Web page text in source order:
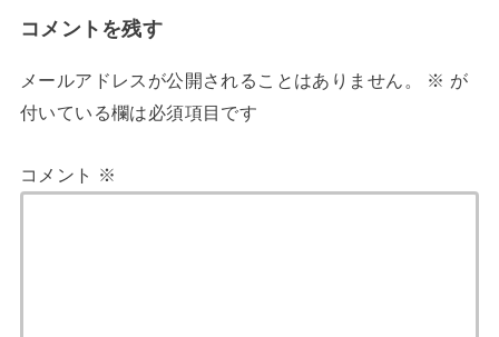
コメントを残す
メールアドレスが公開されることはありません。 ※ が
付いている欄は必須項目です
コメント ※